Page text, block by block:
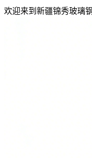
欢迎来到新疆锦秀玻璃